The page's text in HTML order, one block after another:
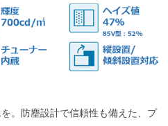
。防塵設計で信頼性も備えた、プ